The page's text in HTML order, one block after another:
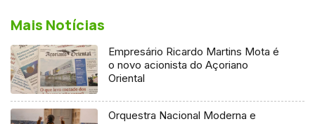
Mais Notícias
Empresário Ricardo Martins Mota é
o novo acionista do Açoriano
Oriental
Orquestra Nacional Moderna e